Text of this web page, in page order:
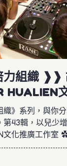
力組織 ❱❱
HUALIEN
織》系列，與你
第43輯，以兒少
文化推廣工作室